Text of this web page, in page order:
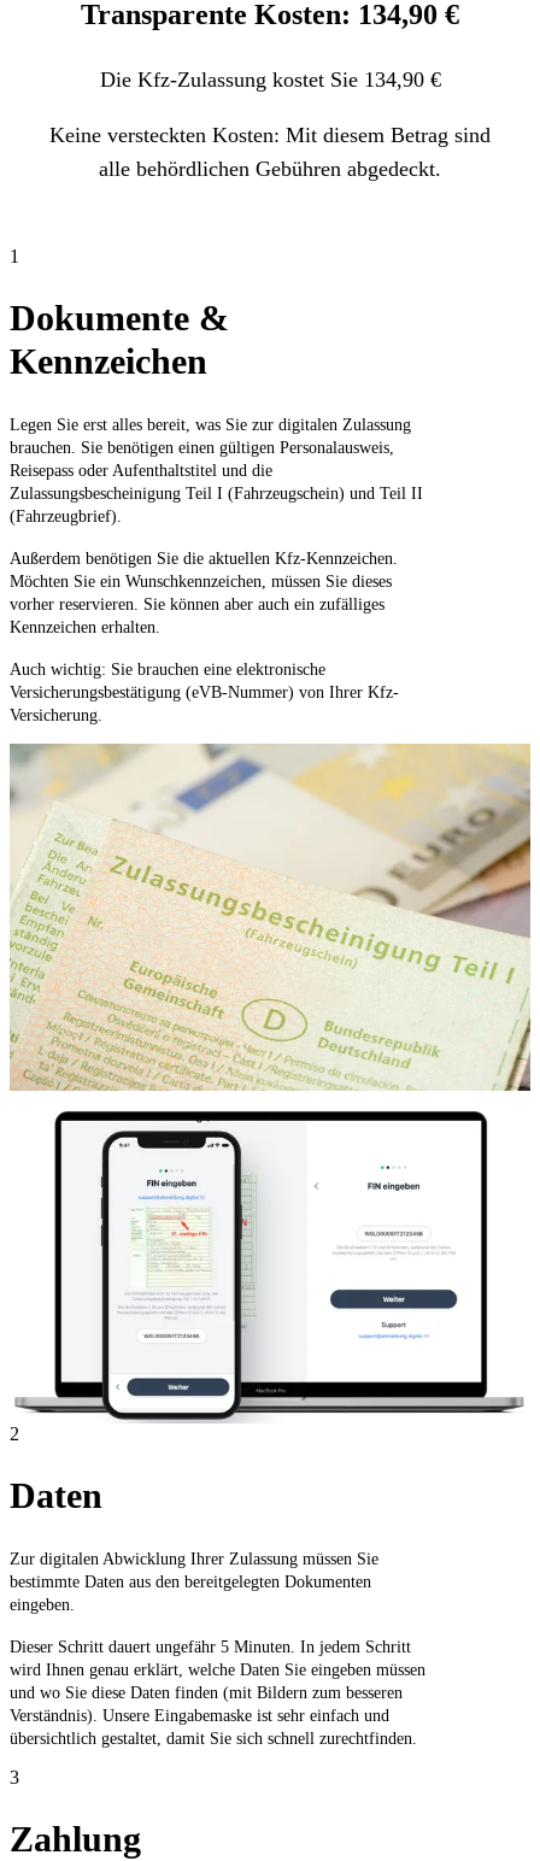
Transparente Kosten: 134,90 €
Die Kfz-Zulassung kostet Sie 134,90 €
Keine versteckten Kosten: Mit diesem Betrag sind
alle behördlichen Gebühren abgedeckt.
1
Dokumente &
Kennzeichen
Legen Sie erst alles bereit, was Sie zur digitalen Zulassung
brauchen. Sie benötigen einen gültigen Personalausweis,
Reisepass oder Aufenthaltstitel und die
Zulassungsbescheinigung Teil I (Fahrzeugschein) und Teil II
(Fahrzeugbrief).
Außerdem benötigen Sie die aktuellen Kfz-Kennzeichen.
Möchten Sie ein Wunschkennzeichen, müssen Sie dieses
vorher reservieren. Sie können aber auch ein zufälliges
Kennzeichen erhalten.
Auch wichtig: Sie brauchen eine elektronische
Versicherungsbestätigung (eVB-Nummer) von Ihrer Kfz-
Versicherung.
2
Daten
Zur digitalen Abwicklung Ihrer Zulassung müssen Sie
bestimmte Daten aus den bereitgelegten Dokumenten
eingeben.
Dieser Schritt dauert ungefähr 5 Minuten. In jedem Schritt
wird Ihnen genau erklärt, welche Daten Sie eingeben müssen
und wo Sie diese Daten finden (mit Bildern zum besseren
Verständnis). Unsere Eingabemaske ist sehr einfach und
übersichtlich gestaltet, damit Sie sich schnell zurechtfinden.
3
Zahlung